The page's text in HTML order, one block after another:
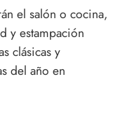
el salón o cocina,
y estampación
clásicas y
del año en